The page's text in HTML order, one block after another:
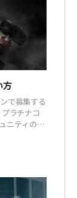
方
で募集する
ニティの上